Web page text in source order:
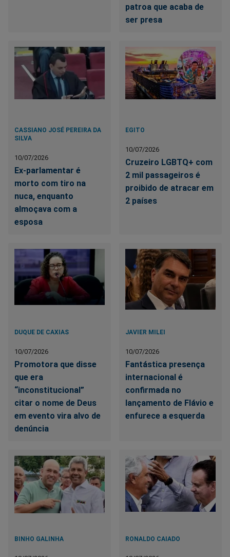
patroa que acaba de
ser presa
CASSIANO JOSÉ PEREIRA DA
SILVA
10/07/2026
Ex-parlamentar é
morto com tiro na
nuca, enquanto
almoçava com a
esposa
EGITO
10/07/2026
Cruzeiro LGBTQ+ com
2 mil passageiros é
proibido de atracar em
2 países
DUQUE DE CAXIAS
10/07/2026
Promotora que disse
que era
“inconstitucional”
citar o nome de Deus
em evento vira alvo de
denúncia
JAVIER MILEI
10/07/2026
Fantástica presença
internacional é
confirmada no
lançamento de Flávio e
enfurece a esquerda
BINHO GALINHA RONALDO CAIADO